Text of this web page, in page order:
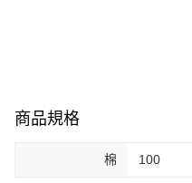
商品規格
棉 100